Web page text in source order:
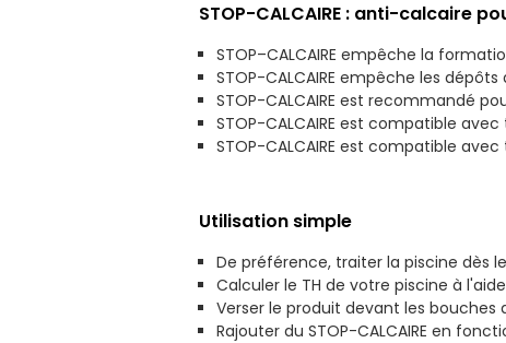
STOP-CALCAIRE : anti-calcaire
STOP–CALCAIRE empêche la
STOP-CALCAIRE empêche les
STOP-CALCAIRE est recommandé
STOP-CALCAIRE est compatible
STOP-CALCAIRE est compatible
Utilisation simple
De préférence, traiter la piscine dès
Calculer le TH de votre piscine à l'aide
Verser le produit devant les
Rajouter du STOP-CALCAIRE en